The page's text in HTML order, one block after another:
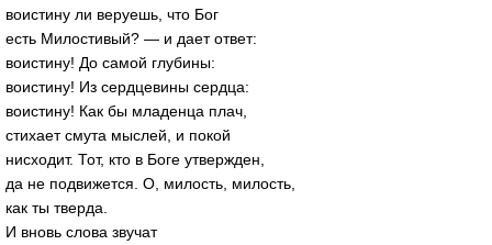
воистину ли веруешь, что Бог
есть Милостивый? — и дает ответ:
воистину! До самой глубины:
воистину! Из сердцевины сердца:
воистину! Как бы младенца плач,
стихает смута мыслей, и покой
нисходит. Тот, кто в Боге утвержден,
да не подвижется. О, милость, милость,
как ты тверда.
И вновь слова звучат